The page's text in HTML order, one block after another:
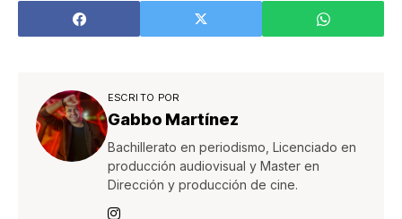
el Caribe con el
poder de la
Inteligencia
Deadpool &
Wolverine en Río
de Janeiro
ESCRITO POR
Gabbo Martínez
Bachillerato en periodismo, Licenciado en
producción audiovisual y Master en
Dirección y producción de cine.